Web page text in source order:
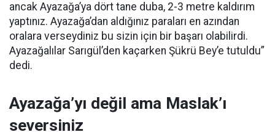
ancak Ayazağa’ya dört tane duba, 2-3 metre kaldırım
yaptınız. Ayazağa’dan aldığınız paraları en azından
oralara verseydiniz bu sizin için bir başarı olabilirdi.
Ayazağalılar Sarıgül’den kaçarken Şükrü Bey’e tutuldu”
dedi.
Ayazağa’yı değil ama Maslak’ı
seversiniz